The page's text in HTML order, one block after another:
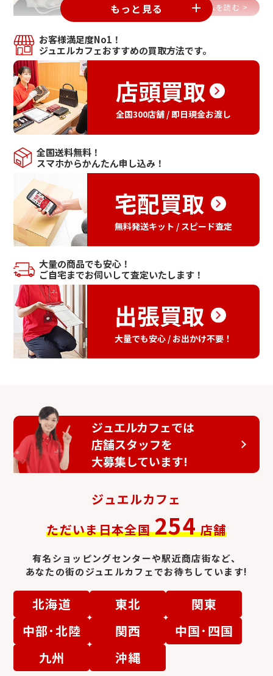
コラムを読む >
もっと見る
お客様満足度No1！
ジュエルカフェおすすめの買取方法です。
店頭買取
全国300店舗 / 即日現金お渡し
全国送料無料！
スマホからかんたん申し込み！
宅配買取
無料発送キット / スピード査定
大量の商品でも安心！
ご自宅までお伺いして査定いたします！
出張買取
大量でも安心 / お出かけ不要！
ジュエルカフェでは
店舗スタッフを
大募集しています!
ジュエルカフェ
ただいま日本全国 254 店舗
有名ショッピングセンターや駅近商店街など、
あなたの街のジュエルカフェでお待ちしています!
北海道 東北
関東
中部･北陸
関西
中国･四国
九州
沖縄